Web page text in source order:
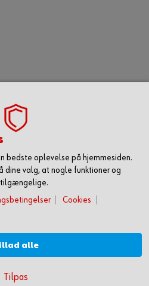
II
tilbud. Hold dig opdateret
du de seneste nyheder, gode
og tricks direkte i din
bedste oplevelse på hjemmesiden.
dine valg, at nogle funktioner og
tilgængelige.
Cookies
alle
Tilpas50.000 PRODUKTER >